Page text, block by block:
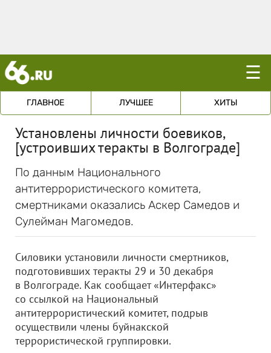
☰
ГЛАВНОЕ ЛУЧШЕЕ ХИТЫ
Установлены личности боевиков,
[устроивших теракты в Волгограде]
По данным Национального
антитеррористического комитета,
смертниками оказались Аскер Самедов и
Сулейман Магомедов.
Силовики установили личности смертников,
подготовивших теракты 29 и 30 декабря
в Волгограде. Как сообщает «Интерфакс»
со ссылкой на Национальный
антитеррористический комитет, подрыв
осуществили члены буйнакской
террористической группировки.